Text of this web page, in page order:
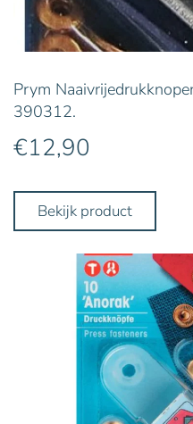
Prym
390312.
€12,90
Bekijk product